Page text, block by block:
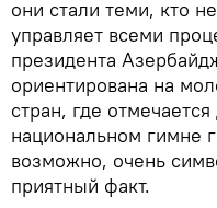
они стали теми, кто
управляет всеми
президента
ориентирована на
стран, где
национальном гимне
возможно, очень
приятный факт.